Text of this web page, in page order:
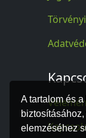
A tartalom és
elemzéséhez